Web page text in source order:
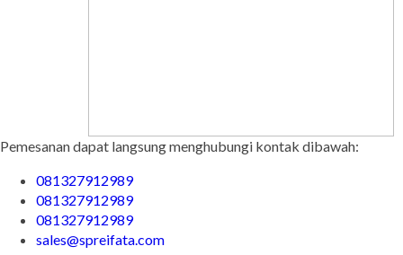
Pemesanan dapat langsung menghubungi kontak dibawah:
081327912989
081327912989
081327912989
sales@spreifata.com